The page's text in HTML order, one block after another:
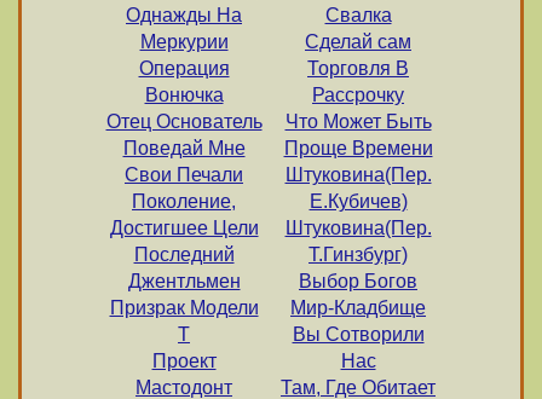
Однажды На
Меркурии
Операция
Вонючка
Отец Основатель
Поведай Мне
Свои Печали
Поколение,
Достигшее Цели
Последний
Джентльмен
Призрак Модели
Т
Проект
Мастодонт
Свалка
Сделай сам
Торговля В
Рассрочку
Что Может Быть
Проще Времени
Штуковина(Пер.
Е.Кубичев)
Штуковина(Пер.
Т.Гинзбург)
Выбор Богов
Мир-Кладбище
Вы Сотворили
Нас
Там, Где Обитает